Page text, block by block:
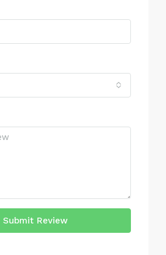
Submit Review